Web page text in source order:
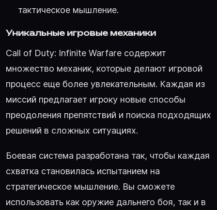
тактическое мышление.
Уникальные игровые механики
Call of Duty: Infinite Warfare содержит
множество механик, которые делают игровой
процесс еще более увлекательным. Каждая из
миссий предлагает игроку новые способы
преодоления препятствий и поиска подходящих
решений в сложных ситуациях.
Боевая система разработана так, чтобы каждая
схватка становилась испытанием на
стратегическое мышление. Вы сможете
использовать как оружие дальнего боя, так и в